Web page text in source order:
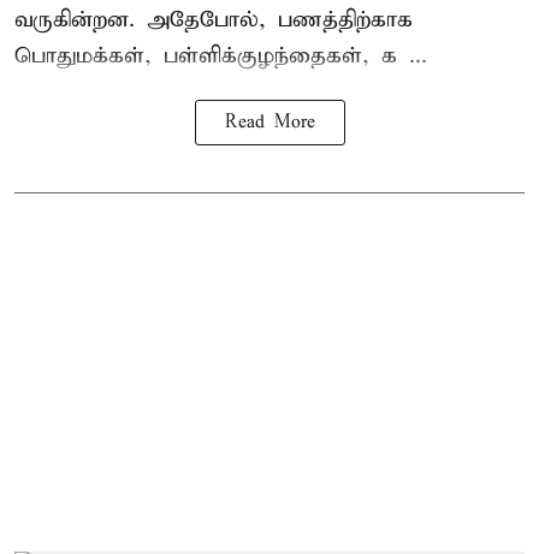
வருகின்றன. அதேபோல், பணத்திற்காக
பொதுமக்கள், பள்ளிக்குழந்தைகள், க ...
Read More